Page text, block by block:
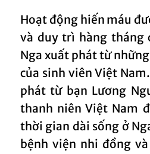
Hoạt động hiến máu
và duy trì hàng tháng
Nga xuất phát từ
của sinh viên Việt
phát từ bạn Lương
thanh niên Việt Nam
thời gian dài sống ở
bệnh viện nhi đồng